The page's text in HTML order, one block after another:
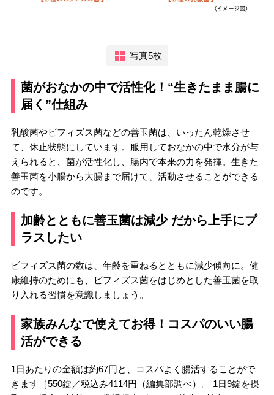
写真5枚
菌がおなかの中で活性化！“生きたまま腸に
届く”仕組み
乳酸菌やビフィズス菌などの善玉菌は、いったん乾燥させ
て、休止状態にしています。服用しておなかの中で水分が与
えられると、菌が活性化し、腸内で本来の力を発揮。生きた
善玉菌を小腸から大腸まで届けて、活動させることができる
のです。
加齢とともに善玉菌は減少 だから上手にプ
ラスしたい
ビフィズス菌の数は、年齢を重ねるとともに減少傾向に。健
康維持のためにも、ビフィズス菌をはじめとした善玉菌を取
り入れる習慣を意識しましょう。
家族みんなで使えてお得！コスパのいい腸
活ができる
1日あたりの金額は約67円と、コスパよく腸活することがで
きます［550錠／税込み4114円（編集部調べ）。 1日9錠を摂